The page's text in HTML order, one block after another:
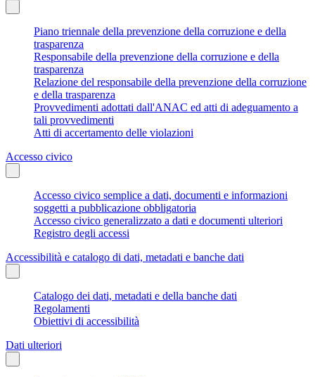
Piano triennale della prevenzione della corruzione e della
trasparenza
Responsabile della prevenzione della corruzione e della
trasparenza
Relazione del responsabile della prevenzione della corruzione
e della trasparenza
Provvedimenti adottati dall'ANAC ed atti di adeguamento a
tali provvedimenti
Atti di accertamento delle violazioni
Accesso civico
Accesso civico semplice a dati, documenti e informazioni
soggetti a pubblicazione obbligatoria
Accesso civico generalizzato a dati e documenti ulteriori
Registro degli accessi
Accessibilità e catalogo di dati, metadati e banche dati
Catalogo dei dati, metadati e della banche dati
Regolamenti
Obiettivi di accessibilità
Dati ulteriori